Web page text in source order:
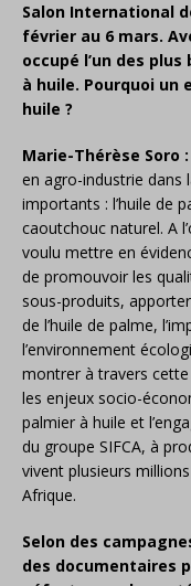
Salon International
février au 6 mars.
occupé l’un des
à huile. Pourquoi un
huile ?
Marie-Thérèse Soro :
en agro-industrie dans
importants : l’huile de
caoutchouc naturel. A
voulu mettre en
de promouvoir les
sous-produits,
de l’huile de palme,
l’environnement
montrer à travers
les enjeux socio-
palmier à huile et
du groupe SIFCA, à
vivent plusieurs
Afrique.
Selon des
des documentaires